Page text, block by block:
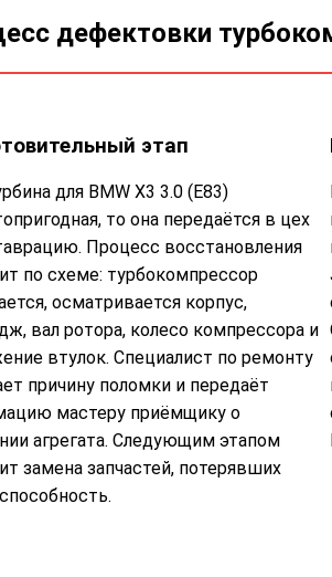
дефектовки
этап
для BMW X3 3.0 (E83)
то она передаётся в цех
Процесс восстановления
по схеме: турбокомпрессор
осматривается корпус,
вал ротора, колесо компрессора и
втулок. Специалист по ремонту
причину поломки и передаёт
мастеру приёмщику о
агрегата. Следующим этапом
замена запчастей, потерявших